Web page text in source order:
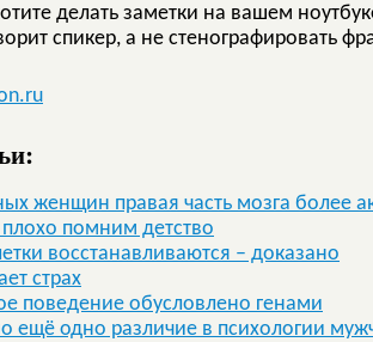
делать заметки на вашем
спикер, а не стенографировать
женщин правая часть мозга более
помним детство
восстанавливаются – доказано
страх
поведение обусловлено генами
ещё одно различие в психологии